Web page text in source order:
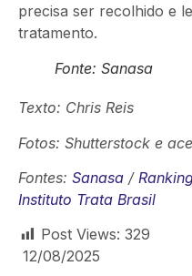
precisa ser recolhido e
tratamento.
Fonte: Sanasa
Texto: Chris Reis
Fotos: Shutterstock e
Fontes: Sanasa /
Instituto Trata Brasil
Post Views: 329
12/08/2025